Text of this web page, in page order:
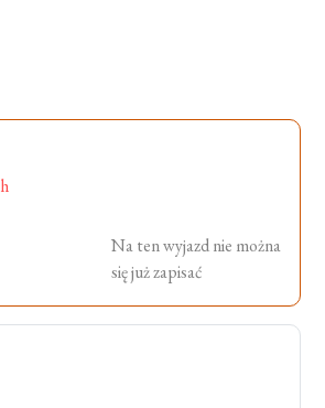
Na ten wyjazd nie można
się już zapisać